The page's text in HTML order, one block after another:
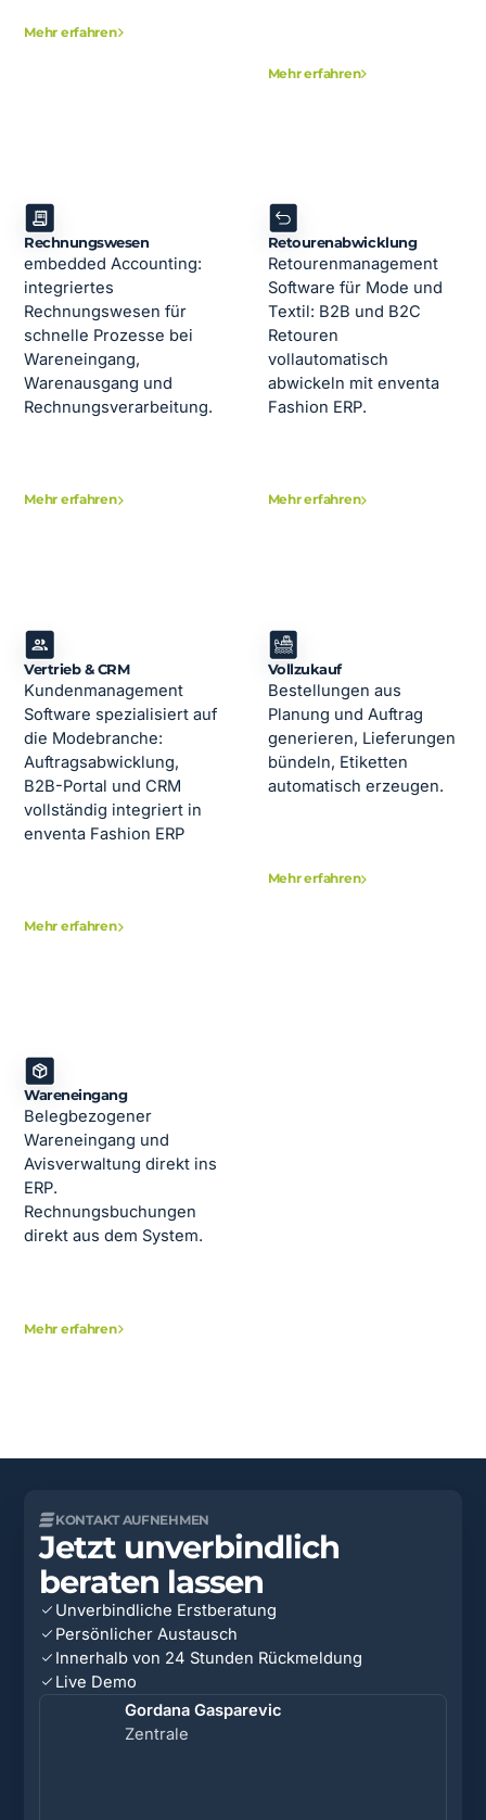
Mehr erfahren
Mehr erfahren
Rechnungswesen
embedded Accounting:
integriertes
Rechnungswesen für
schnelle Prozesse bei
Wareneingang,
Warenausgang und
Rechnungsverarbeitung.
Mehr erfahren
Retourenabwicklung
Retourenmanagement
Software für Mode und
Textil: B2B und B2C
Retouren
vollautomatisch
abwickeln mit enventa
Fashion ERP.
Mehr erfahren
Vertrieb & CRM
Kundenmanagement
Software spezialisiert auf
die Modebranche:
Auftragsabwicklung,
B2B-Portal und CRM
vollständig integriert in
enventa Fashion ERP
Mehr erfahren
Vollzukauf
Bestellungen aus
Planung und Auftrag
generieren, Lieferungen
bündeln, Etiketten
automatisch erzeugen.
Mehr erfahren
Wareneingang
Belegbezogener
Wareneingang und
Avisverwaltung direkt ins
ERP.
Rechnungsbuchungen
direkt aus dem System.
Mehr erfahren
KONTAKT AUFNEHMEN
Jetzt unverbindlich
beraten lassen
Unverbindliche Erstberatung
Persönlicher Austausch
Innerhalb von 24 Stunden Rückmeldung
Live Demo
Gordana Gasparevic
Zentrale